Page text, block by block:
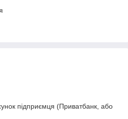
підприємця (Приватбанк, або